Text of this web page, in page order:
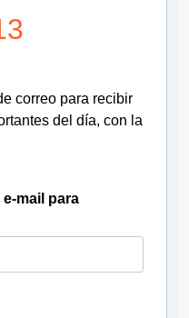
correo para recibir
del día, con la
mail para